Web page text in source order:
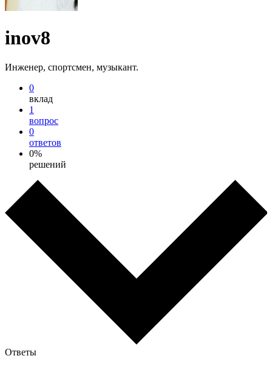
inov8
Инженер, спортсмен, музыкант.
0
вклад
1
вопрос
0
ответов
0%
решений
Ответы